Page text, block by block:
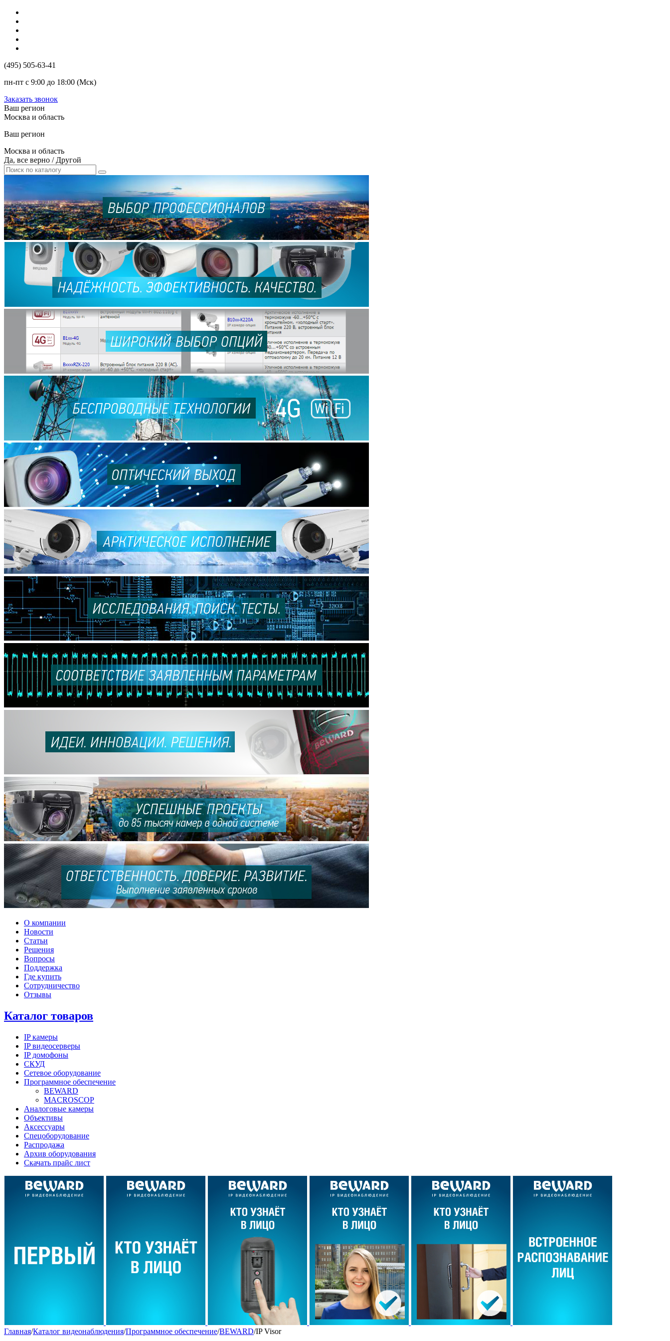
(495) 505-63-41
пн-пт с 9:00 до 18:00 (Мск)
Заказать звонок
Ваш регион
Москва и область
Ваш регион
Москва и область
Да, все верно / Другой
О компании
Новости
Статьи
Решения
Вопросы
Поддержка
Где купить
Сотрудничество
Отзывы
Каталог товаров
IP камеры
IP видеосерверы
IP домофоны
СКУД
Сетевое оборудование
Программное обеспечение
BEWARD
MACROSCOP
Аналоговые камеры
Объективы
Аксессуары
Спецоборудование
Распродажа
Архив оборудования
Скачать прайс лист
Главная/Каталог видеонаблюдения/Программное обеспечение/BEWARD/IP Visor